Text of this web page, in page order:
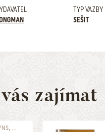
TYP VAZBY
SEŠIT
zajímat
...